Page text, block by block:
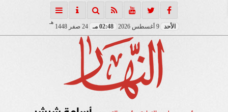
الأحد 02:48 مـ 24 صفر 1448
هـ